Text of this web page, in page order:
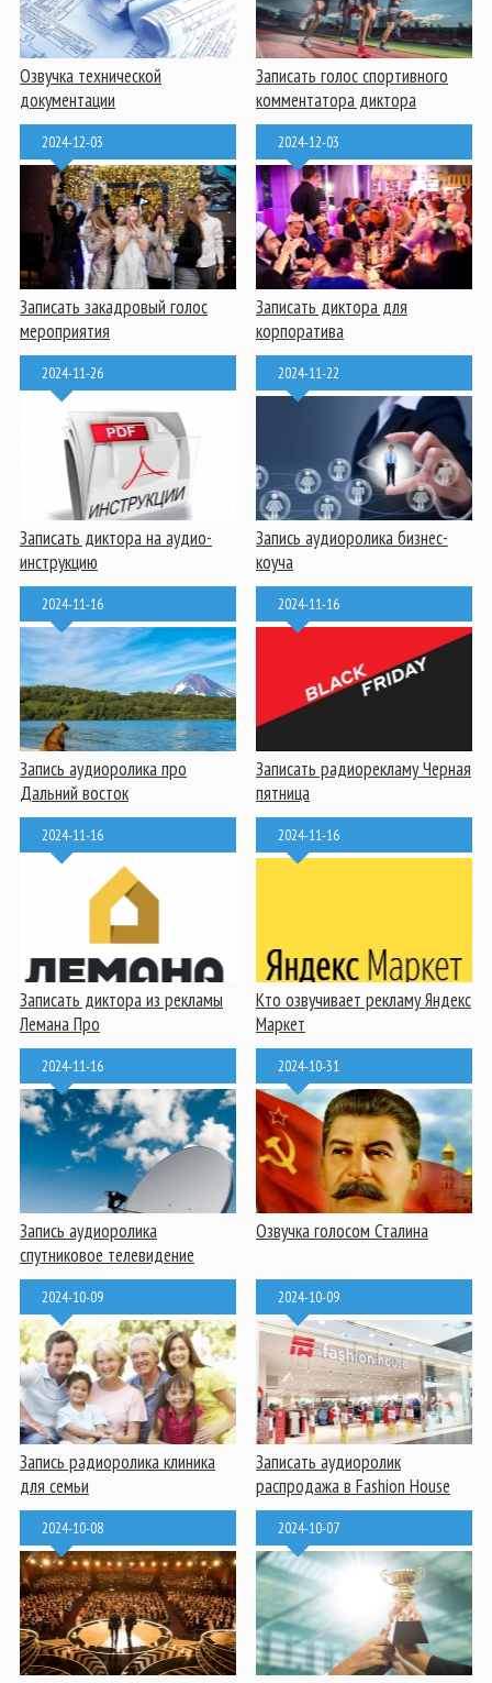
Озвучка технической
документации
Записать голос спортивного
комментатора диктора
2024-12-03
Записать закадровый голос
мероприятия
2024-12-03
Записать диктора для
корпоратива
2024-11-26
Записать диктора на аудио-
инструкцию
2024-11-22
Запись аудиоролика бизнес-
коуча
2024-11-16
Запись аудиоролика про
Дальний восток
2024-11-16
Записать радиорекламу Черная
пятница
2024-11-16
Записать диктора из рекламы
Лемана Про
2024-11-16
Кто озвучивает рекламу Яндекс
Маркет
2024-11-16
Запись аудиоролика
спутниковое телевидение
2024-10-31
Озвучка голосом Сталина
2024-10-09
Запись радиоролика клиника
для семьи
2024-10-09
Записать аудиоролик
распродажа в Fashion House
2024-10-08 2024-10-07